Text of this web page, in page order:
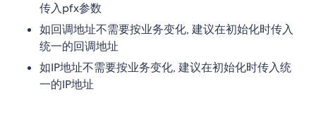
传入pfx参数
如回调地址不需要按业务变化, 建议在初始化时传入
统一的回调地址
如IP地址不需要按业务变化, 建议在初始化时传入统
一的IP地址